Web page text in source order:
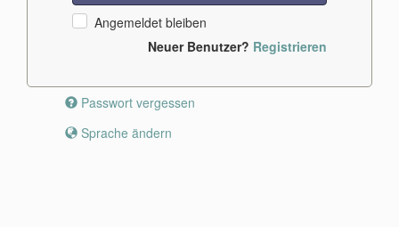
Angemeldet bleiben
Neuer Benutzer? Registrieren
Passwort vergessen
Sprache ändern